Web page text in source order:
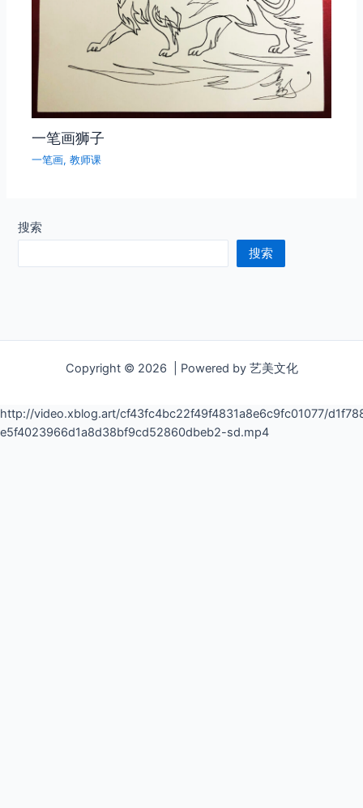
一笔画狮子
一笔画,教师课
搜索
搜索
Copyright © 2026 | Powered by 艺美文化
http://video.xblog.art/cf43fc4bc22f49f4831a8e6c9fc01077/
e5f4023966d1a8d38bf9cd52860dbeb2-sd.mp4